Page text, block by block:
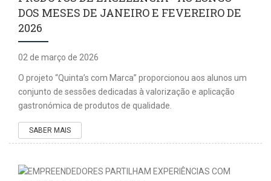
DOS MESES DE JANEIRO E FEVEREIRO DE
2026
02 de março de 2026
O projeto “Quinta’s com Marca” proporcionou aos alunos um
conjunto de sessões dedicadas à valorização e aplicação
gastronómica de produtos de qualidade.
SABER MAIS